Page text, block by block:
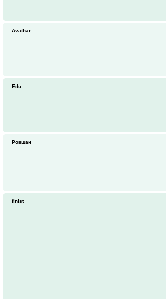
Avathar
Edu
Ровшан
finist